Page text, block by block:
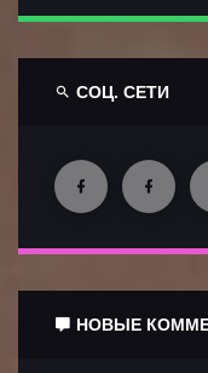
СОЦ. СЕТИ
НОВЫЕ